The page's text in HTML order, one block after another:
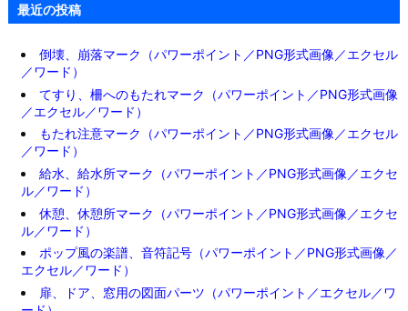
最近の投稿
倒壊、崩落マーク（パワーポイント／PNG形式画像／エクセル
／ワード）
てすり、柵へのもたれマーク（パワーポイント／PNG形式画像
／エクセル／ワード）
もたれ注意マーク（パワーポイント／PNG形式画像／エクセル
／ワード）
給水、給水所マーク（パワーポイント／PNG形式画像／エクセ
ル／ワード）
休憩、休憩所マーク（パワーポイント／PNG形式画像／エクセ
ル／ワード）
ポップ風の楽譜、音符記号（パワーポイント／PNG形式画像／
エクセル／ワード）
扉、ドア、窓用の図面パーツ（パワーポイント／エクセル／ワ